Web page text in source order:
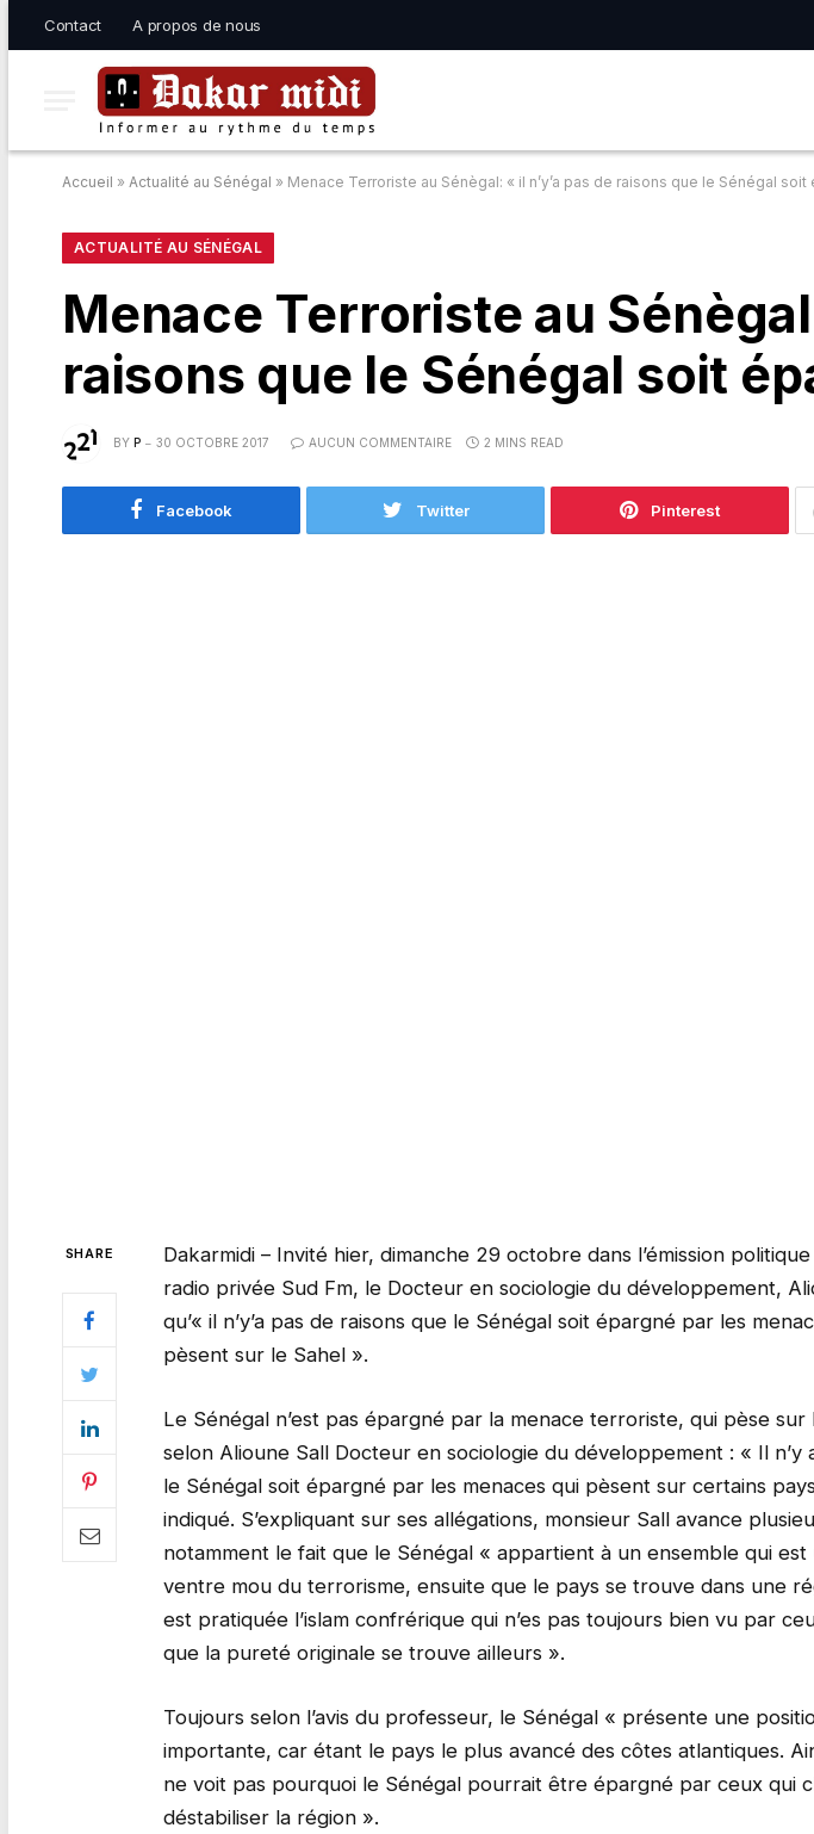
Contact A propos de nous
Accueil » Actualité au Sénégal » Menace Terroriste au Sénègal: « il n’y’a pas de raisons que le Sénégal
ACTUALITÉ AU SÉNÉGAL
Menace Terroriste au
raisons que le Sénégal soit
BY P 30 OCTOBRE 2017 AUCUN COMMENTAIRE 2 MINS READ
Facebook Twitter Pinterest
SHARE
Dakarmidi – Invité hier, dimanche 29 octobre dans l’émission
radio privée Sud Fm, le Docteur en sociologie du développement,
qu’« il n’y’a pas de raisons que le Sénégal soit épargné par les
pèsent sur le Sahel ».
Le Sénégal n’est pas épargné par la menace terroriste, qui pèse sur
selon Alioune Sall Docteur en sociologie du développement : « Il n’y
le Sénégal soit épargné par les menaces qui pèsent sur certains
indiqué. S’expliquant sur ses allégations, monsieur Sall avance
notamment le fait que le Sénégal « appartient à un ensemble qui
ventre mou du terrorisme, ensuite que le pays se trouve dans une
est pratiquée l’islam confrérique qui n’es pas toujours bien vu par
que la pureté originale se trouve ailleurs ».
Toujours selon l’avis du professeur, le Sénégal « présente une
importante, car étant le pays le plus avancé des côtes atlantiques.
ne voit pas pourquoi le Sénégal pourrait être épargné par ceux qui
déstabiliser la région ».